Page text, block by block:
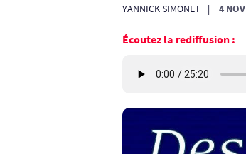
YANNICK SIMONET 4
Écoutez la rediffusion :